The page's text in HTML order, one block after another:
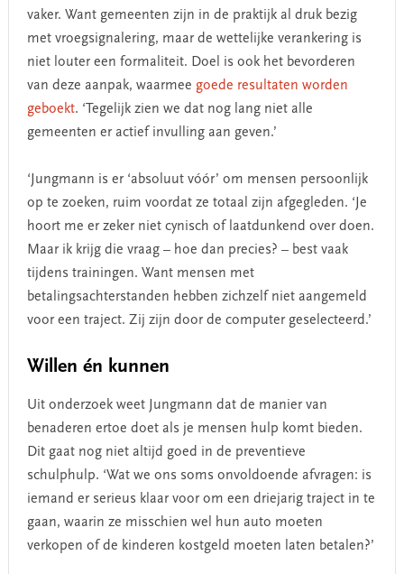
vaker. Want gemeenten zijn in de praktijk al druk bezig
met vroegsignalering, maar de wettelijke verankering is
niet louter een formaliteit. Doel is ook het bevorderen
van deze aanpak, waarmee goede resultaten worden
geboekt. ‘Tegelijk zien we dat nog lang niet alle
gemeenten er actief invulling aan geven.’
‘Jungmann is er ‘absoluut vóór’ om mensen persoonlijk
op te zoeken, ruim voordat ze totaal zijn afgegleden. ‘Je
hoort me er zeker niet cynisch of laatdunkend over doen.
Maar ik krijg die vraag – hoe dan precies? – best vaak
tijdens trainingen. Want mensen met
betalingsachterstanden hebben zichzelf niet aangemeld
voor een traject. Zij zijn door de computer geselecteerd.’
Willen én kunnen
Uit onderzoek weet Jungmann dat de manier van
benaderen ertoe doet als je mensen hulp komt bieden.
Dit gaat nog niet altijd goed in de preventieve
schulphulp. ‘Wat we ons soms onvoldoende afvragen: is
iemand er serieus klaar voor om een driejarig traject in te
gaan, waarin ze misschien wel hun auto moeten
verkopen of de kinderen kostgeld moeten laten betalen?’